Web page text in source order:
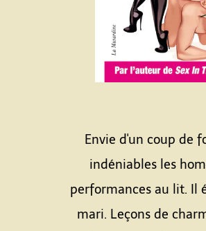
Envie d'un coup de
indéniables les
performances au lit. Il
mari. Leçons de